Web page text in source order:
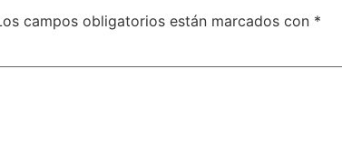
campos obligatorios están marcados con *